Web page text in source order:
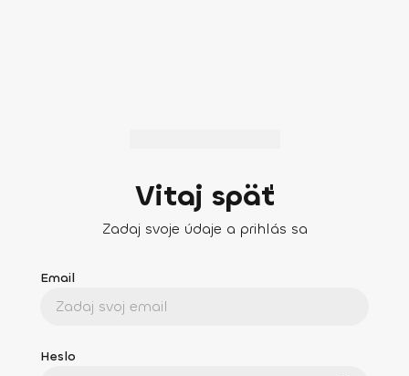
Vitaj späť
Zadaj svoje údaje a prihlás sa
Email
Heslo